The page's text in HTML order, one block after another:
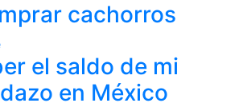
cachorros
el saldo de mi
en México